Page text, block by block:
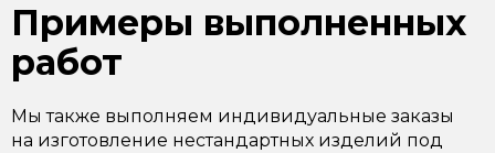
Примеры выполненных
работ
Мы также выполняем индивидуальные заказы
на изготовление нестандартных изделий под